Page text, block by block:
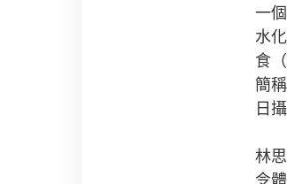
一
水
食
簡
日
林
令